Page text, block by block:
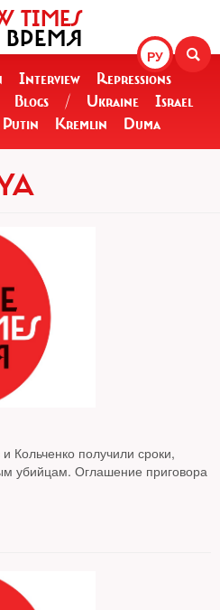
РУ
TIMES
Interview
Repressions
Blogs / Ukraine
Israel
Putin Kremlin Duma
Кольченко получили сроки,
убийцам. Оглашение приговора